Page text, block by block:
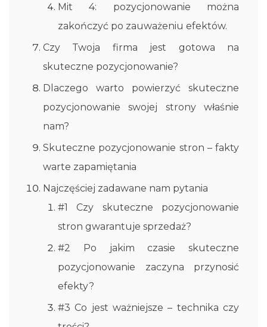
Mit 4: pozycjonowanie można
zakończyć po zauważeniu efektów.
Czy Twoja firma jest gotowa na
skuteczne pozycjonowanie?
Dlaczego warto powierzyć skuteczne
pozycjonowanie swojej strony właśnie
nam?
Skuteczne pozycjonowanie stron – fakty
warte zapamiętania
Najczęściej zadawane nam pytania
#1 Czy skuteczne pozycjonowanie
stron gwarantuje sprzedaż?
#2 Po jakim czasie skuteczne
pozycjonowanie zaczyna przynosić
efekty?
#3 Co jest ważniejsze – technika czy